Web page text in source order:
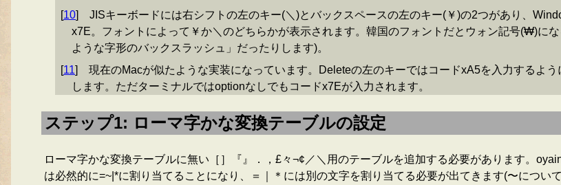
[10]
JISキーボードには右シフトの左のキー(＼)とバックスペースの左のキー(￥)の2つがあり、
x7E。フォントによって￥か＼のどちらかが表示されます。韓国のフォントだとウォン記号(₩)に
ような字形のバックスラッシュ」だったりします)。
[11]
現在のMacが似たような実装になっています。Deleteの左のキーではコードxA5を入力するよ
します。ただターミナルではoptionなしでもコードx7Eが入力されます。
ステップ1: ローマ字かな変換テーブルの設定
ローマ字かな変換テーブルに無い［］『』．，£々¬¢／＼用のテーブルを追加する必要があります。
は必然的に=~|*に割り当てることになり、＝｜＊には別の文字を割り当てる必要が出てきます(〜につい